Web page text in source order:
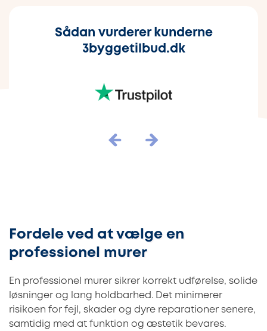
Sådan vurderer kunderne
3byggetilbud.dk
Fordele ved at vælge en
professionel murer
En professionel murer sikrer korrekt udførelse, solide
løsninger og lang holdbarhed. Det minimerer
risikoen for fejl, skader og dyre reparationer senere,
samtidig med at funktion og æstetik bevares.